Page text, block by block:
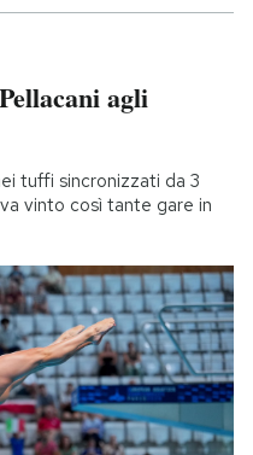
agli
tuffi sincronizzati da 3
vinto così tante gare in